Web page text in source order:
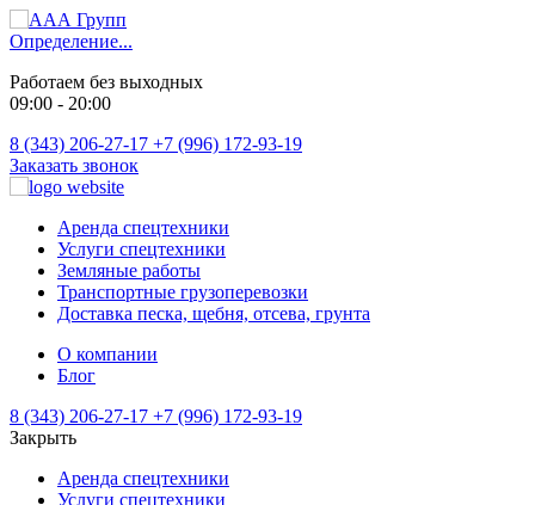
Определение...
Работаем без выходных
09:00 - 20:00
8 (343) 206-27-17 +7 (996) 172-93-19
Заказать звонок
Аренда спецтехники
Услуги спецтехники
Земляные работы
Транспортные грузоперевозки
Доставка песка, щебня, отсева, грунта
О компании
Блог
8 (343) 206-27-17 +7 (996) 172-93-19
Закрыть
Аренда спецтехники
Услуги спецтехники